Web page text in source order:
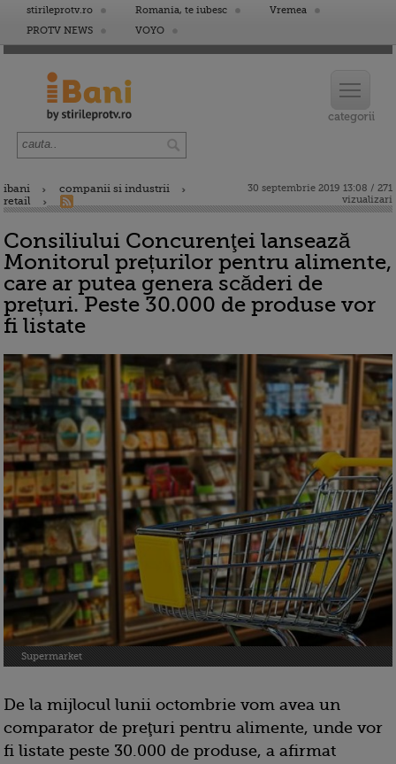
stirileprotv.ro Romania, te iubesc
Vremea
PROTV NEWS
VOYO
ibani
companii si industrii
retail
30 septembrie 2019 13:08 / 271
vizualizari
Consiliului Concurenţei lansează
Monitorul prețurilor pentru alimente,
care ar putea genera scăderi de
prețuri. Peste 30.000 de produse vor
fi listate
Supermarket
De la mijlocul lunii octombrie vom avea un
comparator de preţuri pentru alimente, unde vor
fi listate peste 30.000 de produse, a afirmat